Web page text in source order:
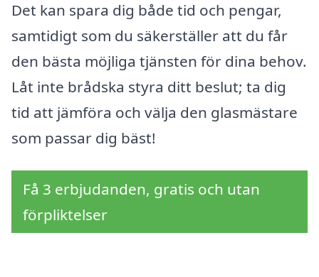
Det kan spara dig både tid och pengar,
samtidigt som du säkerställer att du får
den bästa möjliga tjänsten för dina behov.
Låt inte brådska styra ditt beslut; ta dig
tid att jämföra och välja den glasmästare
som passar dig bäst!
Få 3 erbjudanden, gratis och utan
förpliktelser